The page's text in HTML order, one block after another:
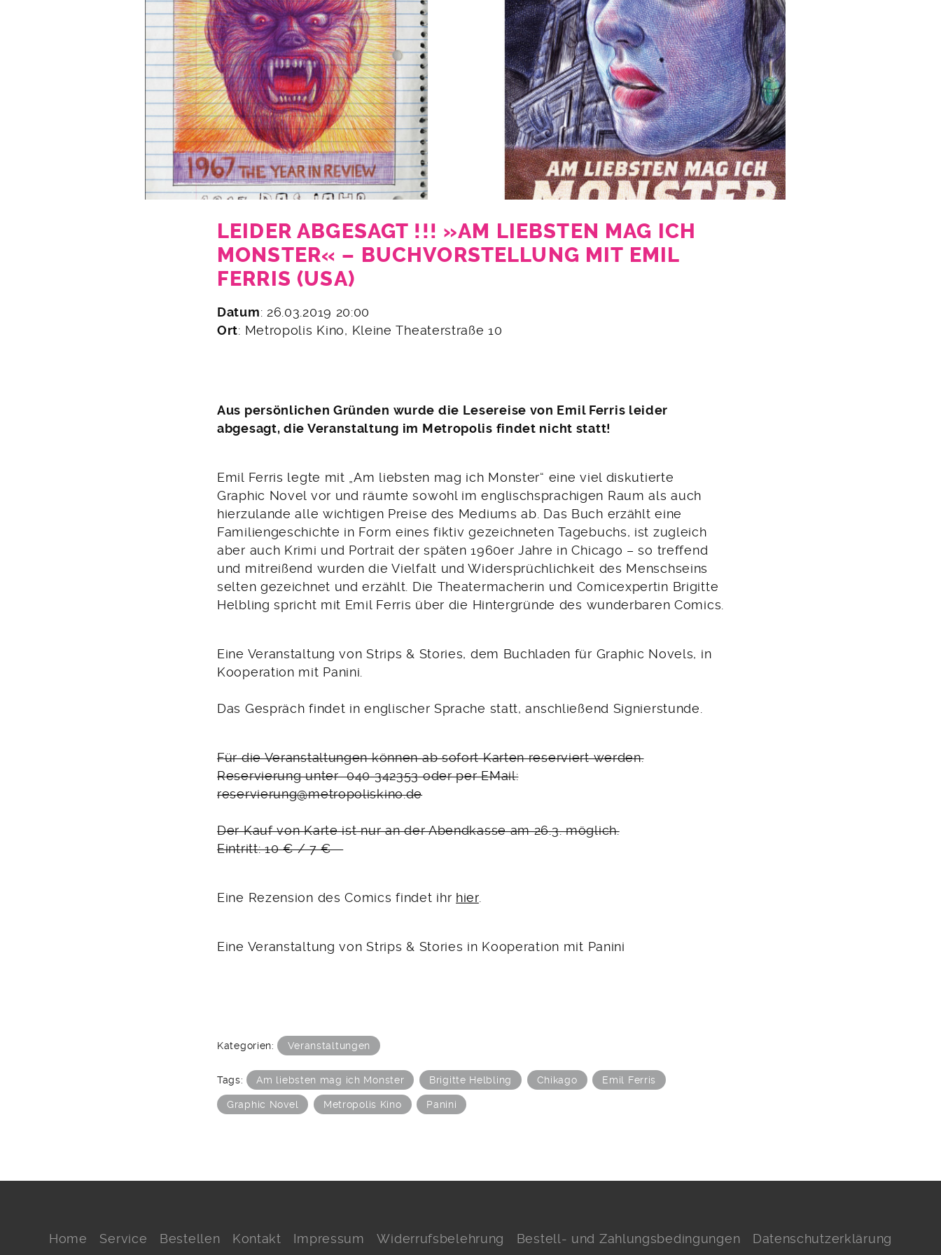
LEIDER ABGESAGT !!! »AM LIEBSTEN MAG ICH
MONSTER« – BUCHVORSTELLUNG MIT EMIL
FERRIS (USA)
Datum: 26.03.2019 20:00
Ort: Metropolis Kino, Kleine Theaterstraße 10
Aus persönlichen Gründen wurde die Lesereise von Emil Ferris leider
abgesagt, die Veranstaltung im Metropolis findet nicht statt!
Emil Ferris legte mit „Am liebsten mag ich Monster“ eine viel diskutierte
Graphic Novel vor und räumte sowohl im englischsprachigen Raum als auch
hierzulande alle wichtigen Preise des Mediums ab. Das Buch erzählt eine
Familiengeschichte in Form eines fiktiv gezeichneten Tagebuchs, ist zugleich
aber auch Krimi und Portrait der späten 1960er Jahre in Chicago – so treffend
und mitreißend wurden die Vielfalt und Widersprüchlichkeit des Menschseins
selten gezeichnet und erzählt. Die Theatermacherin und Comicexpertin Brigitte
Helbling spricht mit Emil Ferris über die Hintergründe des wunderbaren Comics.
Eine Veranstaltung von Strips & Stories, dem Buchladen für Graphic Novels, in
Kooperation mit Panini.
Das Gespräch findet in englischer Sprache statt, anschließend Signierstunde.
Für die Veranstaltungen können ab sofort Karten reserviert werden.
Reservierung unter 040 342353 oder per EMail:
reservierung@metropoliskino.de
Der Kauf von Karte ist nur an der Abendkasse am 26.3. möglich.
Eintritt: 10 € / 7 €
Eine Rezension des Comics findet ihr hier.
Eine Veranstaltung von Strips & Stories in Kooperation mit Panini
Kategorien: Veranstaltungen
Tags: Am liebsten mag ich Monster Brigitte Helbling Chikago Emil Ferris
Graphic Novel Metropolis Kino Panini
Home Service Bestellen Kontakt Impressum Widerrufsbelehrung Bestell- und Zahlungsbedingungen Datenschutzerklärung